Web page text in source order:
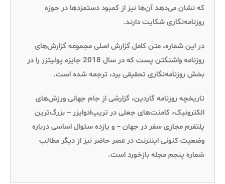
که نشان می‌دهد آن‌ها نیز از کمبود دستمزدها در حوزه
روزنامه‌نگاری شکایت دارند.
در این شماره، متن کامل گزارش اصلی مجموعه گزارش‌های
روزنامه واشنگتن‌ پست که در سال 2018 جایزه پولیتزر را در
بخش روزنامه‌نگاری تحقیقی برد، ترجمه شده است.
تاریخچه روزنامه گاردین، گزارشی از جام جهانی ورزش‌های
الکترونیک، کامنت‌های جعلی در تریپ‌ادوایزر – بزرگ‌ترین
پلتفرم مجازی سفر در جهان – و یازده سئوال اساسی درباره
وضعیت کنونی اینترنت در عصر حاضر نیز از دیگر مطالب
شماره پنجم مجله بازخورد است.